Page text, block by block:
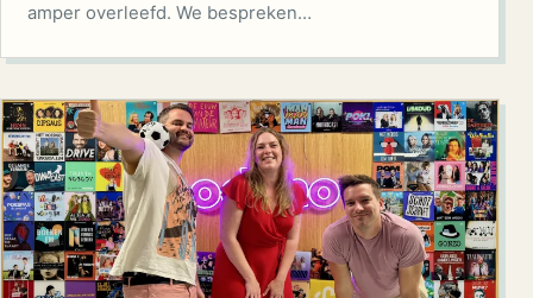
amper overleefd. We bespreken…